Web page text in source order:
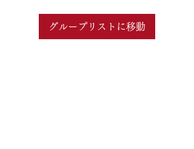
グループリストに移動